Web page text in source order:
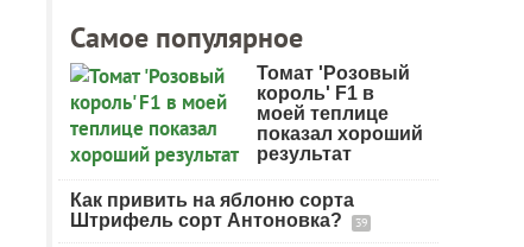
Самое популярное
Томат 'Розовый
король' F1 в
моей теплице
показал хороший
результат
Как привить на яблоню сорта
Штрифель сорт Антоновка?
39